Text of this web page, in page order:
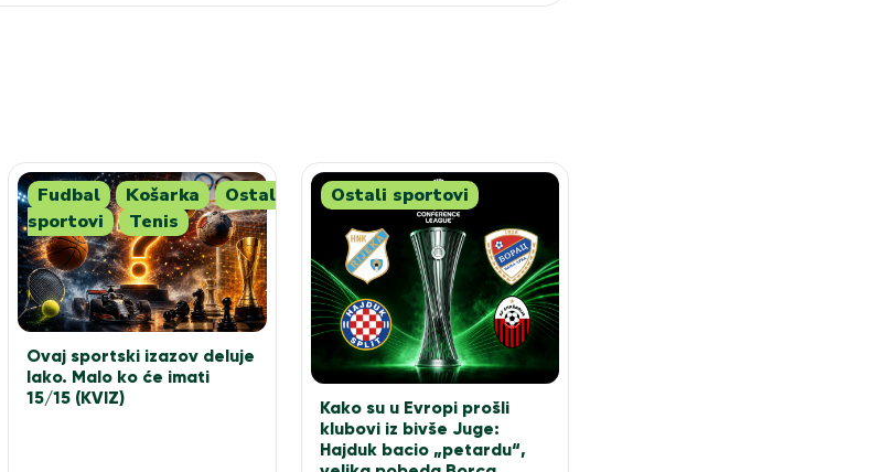
Fudbal Košarka
Ostali
sportovi
Tenis
Ovaj sportski izazov deluje
lako. Malo ko će imati
15/15 (KVIZ)
Ostali sportovi
Kako su u Evropi prošli
klubovi iz bivše Juge:
Hajduk bacio „petardu“,